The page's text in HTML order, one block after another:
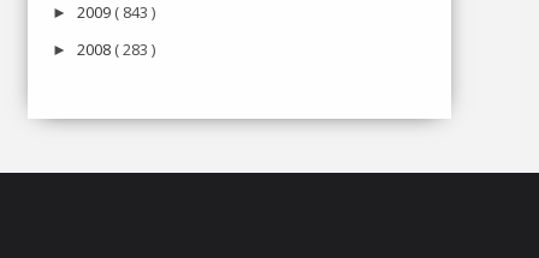
► 2009 ( 843 )
► 2008 ( 283 )